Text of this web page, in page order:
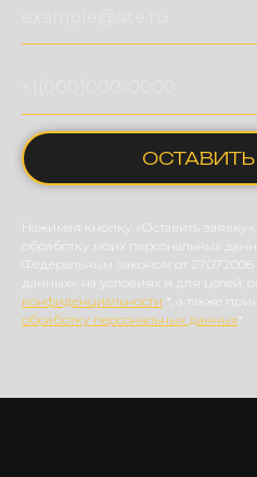
Нажимая кнопку «Оставить
обработку моих персональных
Федеральным законом от
данных», на условиях и для целей,
конфиденциальности *, а также
обработку персональных данных